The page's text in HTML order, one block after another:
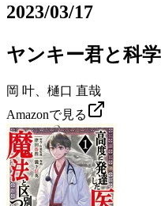
2023/03/17
ヤンキー君と科
岡 叶、樋口 直哉
Amazonで見る